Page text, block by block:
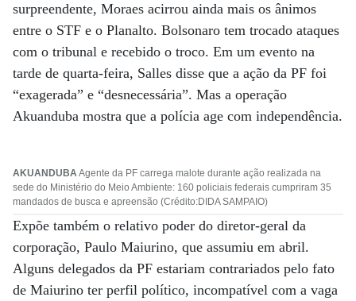
surpreendente, Moraes acirrou ainda mais os ânimos
entre o STF e o Planalto. Bolsonaro tem trocado ataques
com o tribunal e recebido o troco. Em um evento na
tarde de quarta-feira, Salles disse que a ação da PF foi
“exagerada” e “desnecessária”. Mas a operação
Akuanduba mostra que a polícia age com independência.
AKUANDUBAAgente da PF carrega malote durante ação realizada na
sede do Ministério do Meio Ambiente: 160 policiais federais cumpriram 35
mandados de busca e apreensão (Crédito:DIDA SAMPAIO)
Expõe também o relativo poder do diretor-geral da
corporação, Paulo Maiurino, que assumiu em abril.
Alguns delegados da PF estariam contrariados pelo fato
de Maiurino ter perfil político, incompatível com a vaga